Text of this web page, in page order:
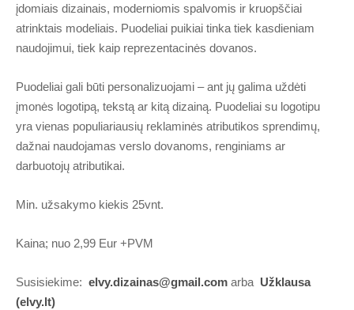
įdomiais dizainais, moderniomis spalvomis ir kruopščiai
atrinktais modeliais. Puodeliai puikiai tinka tiek kasdieniam
naudojimui, tiek kaip reprezentacinės dovanos.
Puodeliai gali būti personalizuojami – ant jų galima uždėti
įmonės logotipą, tekstą ar kitą dizainą. Puodeliai su logotipu
yra vienas populiariausių reklaminės atributikos sprendimų,
dažnai naudojamas verslo dovanoms, renginiams ar
darbuotojų atributikai.
Min. užsakymo kiekis 25vnt.
Kaina; nuo 2,99 Eur +PVM
Susisiekime: elvy.dizainas@gmail.com arba Užklausa
(elvy.lt)